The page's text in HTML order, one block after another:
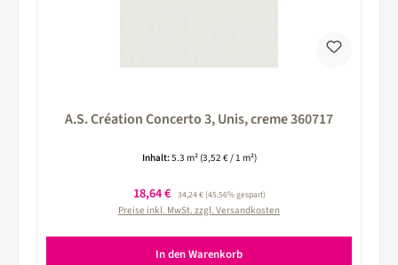
A.S. Création Concerto 3, Unis, creme 360717
Inhalt:5.3 m² (3,52 € / 1 m²)
Verkaufspreis:
18,64 € Regulärer Preis:
34,24 €(45.56% gespart)
Preise inkl. MwSt. zzgl. Versandkosten
In den Warenkorb